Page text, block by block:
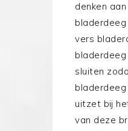
denken
vers
sluiten
uitzet bij
van deze